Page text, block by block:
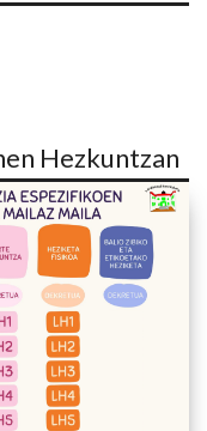
Hezkuntzan